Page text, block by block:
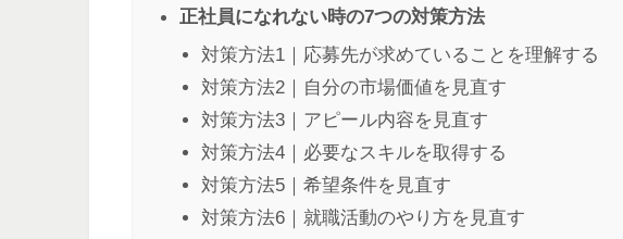
正社員になれない時の7つの対策方法
対策方法1｜応募先が求めていることを理解する
対策方法2｜自分の市場価値を見直す
対策方法3｜アピール内容を見直す
対策方法4｜必要なスキルを取得する
対策方法5｜希望条件を見直す
対策方法6｜就職活動のやり方を見直す